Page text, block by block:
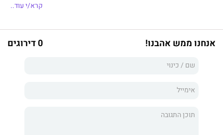
לנגד עיניו של דרו ניצבת מטרה אחת ‒ להחזיר את אשתו להיות
הנישואים, ולשם כך הם נותנים לזוג עצות שימושיות (שעלולות
שניסיונותיהם לעשות זאת יסתיימו גרוע יותר מאותו מקרה שבו מרחה
קרא/י עוד..
אנחנו ממש אהבנו! 0 דירוגים